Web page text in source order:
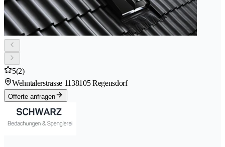
5(2)
Wehntalerstrasse 1138105 Regensdorf
Offerte anfragen